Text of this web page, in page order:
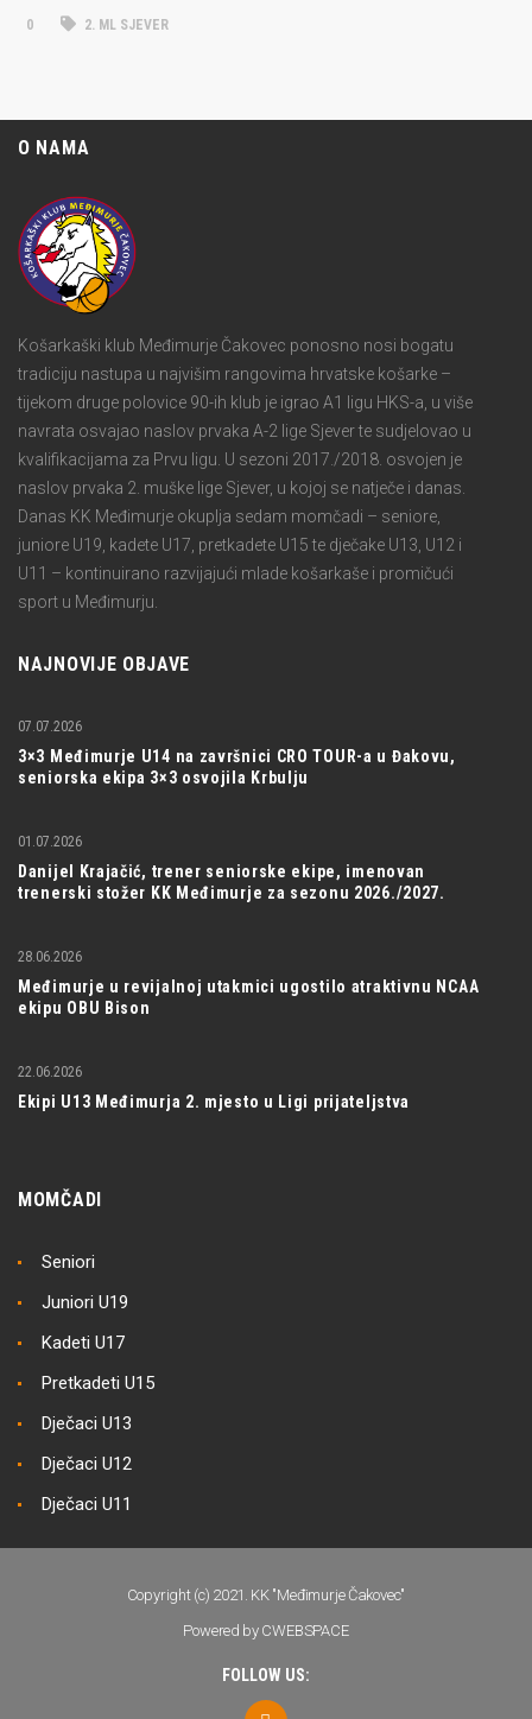
0 2. ML SJEVER
O NAMA
Košarkaški klub Međimurje Čakovec ponosno nosi bogatu
tradiciju nastupa u najvišim rangovima hrvatske košarke –
tijekom druge polovice 90-ih klub je igrao A1 ligu HKS-a, u više
navrata osvajao naslov prvaka A-2 lige Sjever te sudjelovao u
kvalifikacijama za Prvu ligu. U sezoni 2017./2018. osvojen je
naslov prvaka 2. muške lige Sjever, u kojoj se natječe i danas.
Danas KK Međimurje okuplja sedam momčadi – seniore,
juniore U19, kadete U17, pretkadete U15 te dječake U13, U12 i
U11 – kontinuirano razvijajući mlade košarkaše i promičući
sport u Međimurju.
NAJNOVIJE OBJAVE
3×3 Međimurje U14 na završnici CRO TOUR-a u Đakovu,
seniorska ekipa 3×3 osvojila Krbulju
07.07.2026
Danijel Krajačić, trener seniorske ekipe, imenovan
trenerski stožer KK Međimurje za sezonu 2026./2027.
01.07.2026
Međimurje u revijalnoj utakmici ugostilo atraktivnu NCAA
ekipu OBU Bison
28.06.2026
Ekipi U13 Međimurja 2. mjesto u Ligi prijateljstva
22.06.2026
MOMČADI
Seniori
Juniori U19
Kadeti U17
Pretkadeti U15
Dječaci U13
Dječaci U12
Dječaci U11
Copyright (c) 2021. KK "Međimurje Čakovec"
Powered by CWEBSPACE
FOLLOW US: